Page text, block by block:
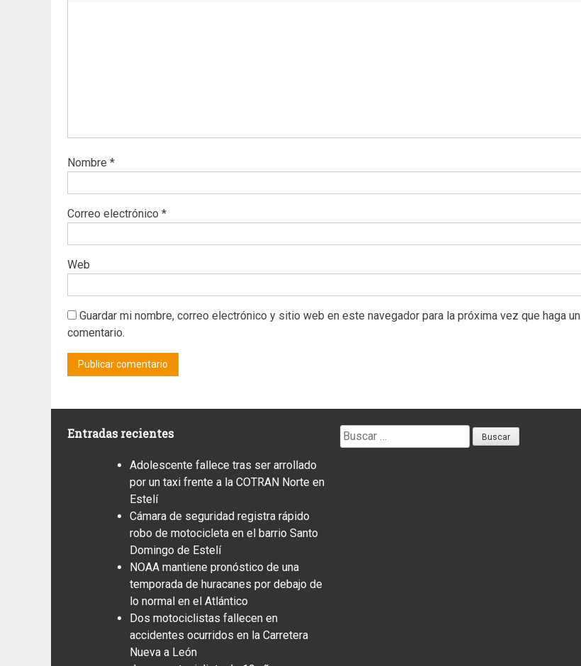
Nombre *
Correo electrónico *
Web
Guardar mi nombre, correo electrónico y sitio web en este navegador para la próxima vez que haga un
comentario.
Entradas recientes
Adolescente fallece tras ser arrollado
por un taxi frente a la COTRAN Norte en
Estelí
Cámara de seguridad registra rápido
robo de motocicleta en el barrio Santo
Domingo de Estelí
NOAA mantiene pronóstico de una
temporada de huracanes por debajo de
lo normal en el Atlántico
Dos motociclistas fallecen en
accidentes ocurridos en la Carretera
Nueva a León
Buscar: